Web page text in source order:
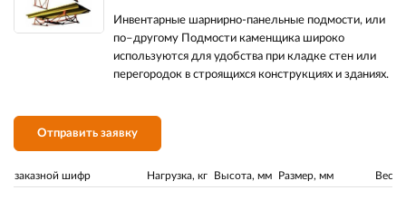
Инвентарные шарнирно-панельные подмости, или
по–другому Подмости каменщика широко
используются для удобства при кладке стен или
перегородок в строящихся конструкциях и зданиях.
Отправить заявку
заказной шифр Нагрузка, кг Высота, мм Размер, мм Вес,